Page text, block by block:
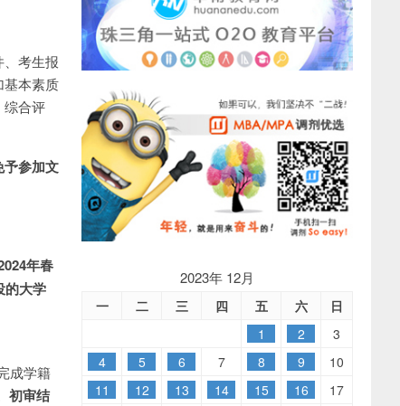
、考生报
基本素质
综合评
予参加文
年春
的大学
成学籍
初审结
2023年 12月
一 二 三 四 五 六
日
1
2
3
4
5 6 7 8 9
10
11
12 13 14 15 16
17